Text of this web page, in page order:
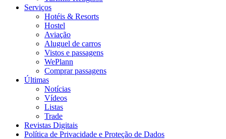
Serviços
Hotéis & Resorts
Hostel
Aviação
Aluguel de carros
Vistos e passagens
WePlann
Comprar passagens
Últimas
Notícias
Vídeos
Listas
Trade
Revistas Digitais
Política de Privacidade e Proteção de Dados